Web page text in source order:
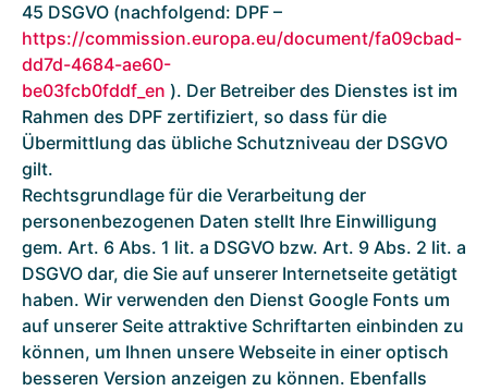
45 DSGVO (nachfolgend: DPF –
https://commission.europa.eu/document/fa09cbad-
dd7d-4684-ae60-
be03fcb0fddf_en ). Der Betreiber des Dienstes ist im
Rahmen des DPF zertifiziert, so dass für die
Übermittlung das übliche Schutzniveau der DSGVO
gilt.
Rechtsgrundlage für die Verarbeitung der
personenbezogenen Daten stellt Ihre Einwilligung
gem. Art. 6 Abs. 1 lit. a DSGVO bzw. Art. 9 Abs. 2 lit. a
DSGVO dar, die Sie auf unserer Internetseite getätigt
haben. Wir verwenden den Dienst Google Fonts um
auf unserer Seite attraktive Schriftarten einbinden zu
können, um Ihnen unsere Webseite in einer optisch
besseren Version anzeigen zu können. Ebenfalls